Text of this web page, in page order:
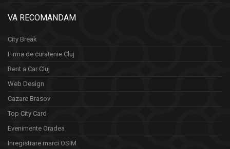
VA RECOMANDAM
City Break
Firma de curatenie Cluj
Rent a Car Cluj
Web Design
Cazare Brasov
Top City Card
Evenimente Oradea
Inregistrare marci OSIM